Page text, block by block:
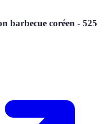
barbecue coréen - 525